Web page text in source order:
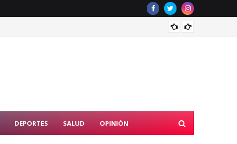
DEPORTES SALUD OPINIÓN